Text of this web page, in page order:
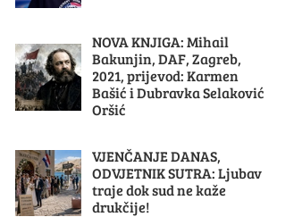
NOVA KNJIGA: Mihail
Bakunjin, DAF, Zagreb,
2021, prijevod: Karmen
Bašić i Dubravka Selaković
Oršić
VJENČANJE DANAS,
ODVJETNIK SUTRA: Ljubav
traje dok sud ne kaže
drukčije!